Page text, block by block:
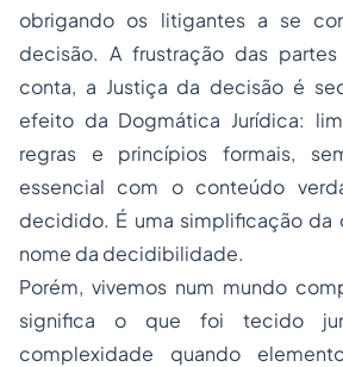
obrigando os litigantes a se
decisão. A frustração das
conta, a Justiça da decisão é
efeito da Dogmática Jurídica:
regras e princípios formais,
essencial com o conteúdo
decidido. É uma simplificação da
nome da decidibilidade.
Porém, vivemos num mundo
significa o que foi tecido
complexidade quando